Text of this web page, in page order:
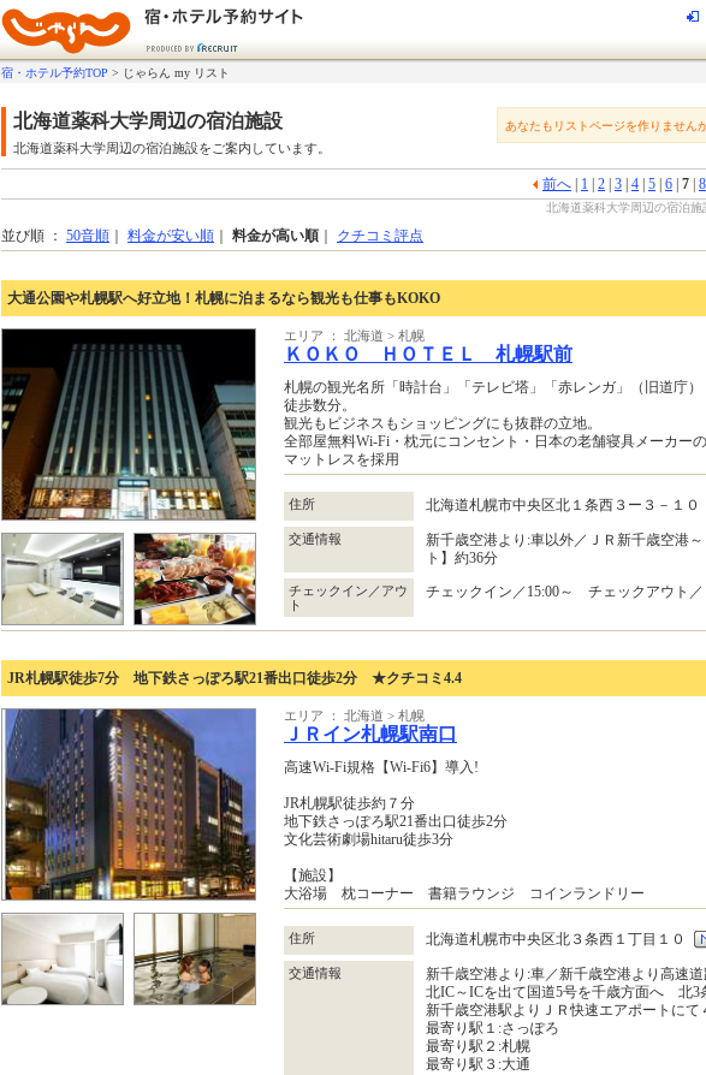
宿・ホテル予約TOP > じゃらん my リスト
北海道薬科大学周辺の宿泊施設
北海道薬科大学周辺の宿泊施設をご案内しています。
あなたもリストページを作りません
前へ 1 2 3 4 5 6 7 8
北海道薬科大学周辺の宿泊
並び順 ： 50音順 料金が安い順 料金が高い順 クチコミ評点
大通公園や札幌駅へ好立地！札幌に泊まるなら観光も仕事もKOKO
エリア ： 北海道 > 札幌
ＫＯＫＯ ＨＯＴＥＬ 札幌駅前
札幌の観光名所「時計台」「テレビ塔」「赤レンガ」（旧道庁）
徒歩数分。
観光もビジネスもショッピングにも抜群の立地。
全部屋無料Wi-Fi・枕元にコンセント・日本の老舗寝具メーカーの
マットレスを採用
住所 北海道札幌市中央区北１条西３ー３－１０
交通情報
新千歳空港より:車以外／ＪＲ新千歳空港
ト】約36分
チェックイン／アウ
ト
チェックイン／15:00～ チェックアウト／
JR札幌駅徒歩7分 地下鉄さっぽろ駅21番出口徒歩2分 ★クチコミ4.4
エリア ： 北海道 > 札幌
ＪＲイン札幌駅南口
高速Wi-Fi規格【Wi-Fi6】導入!
JR札幌駅徒歩約７分
地下鉄さっぽろ駅21番出口徒歩2分
文化芸術劇場hitaru徒歩3分
【施設】
大浴場 枕コーナー 書籍ラウンジ コインランドリー
住所 北海道札幌市中央区北３条西１丁目１０
交通情報
新千歳空港より:車／新千歳空港より高速
北IC～ICを出て国道5号を千歳方面へ 北3
新千歳空港駅よりＪＲ快速エアポートに
最寄り駅１:さっぽろ
最寄り駅２:札幌
最寄り駅３:大通